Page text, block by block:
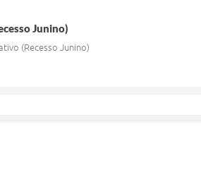
Junino)
(Recesso Junino)